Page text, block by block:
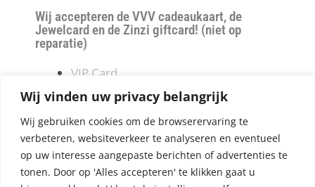
Wij vinden uw privacy belangrijk
Wij gebruiken cookies om de browserervaring te
verbeteren, websiteverkeer te analyseren en eventueel
op uw interesse aangepaste berichten of advertenties te
tonen. Door op 'Alles accepteren' te klikken gaat u
Wij accepteren de VVV cadeaukaart, de
Jewelcard en de Zinzi giftcard! (niet op
reparatie)
VIP Card
Retourneren
Betalen & verzendkosten
Privacy Policy
Algemene Voorwaarden